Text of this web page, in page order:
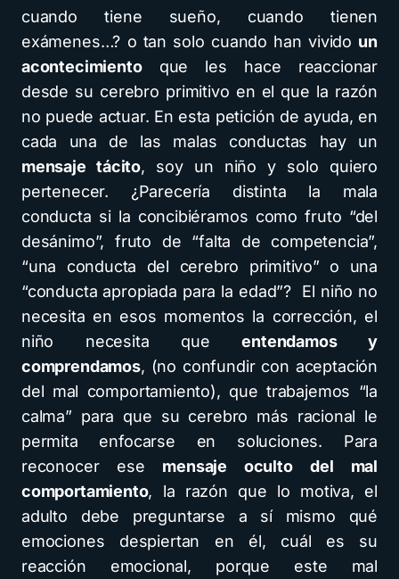
cuando tiene sueño, cuando tienen
exámenes…? o tan solo cuando han vivido un
acontecimientoque les hace reaccionar
desde su cerebro primitivo en el que la razón
no puede actuar. En esta petición de ayuda, en
cada una de las malas conductas hay un
mensaje tácito, soy un niño y solo quiero
pertenecer. ¿Parecería distinta la mala
conducta si la concibiéramos como fruto “del
desánimo”, fruto de “falta de competencia”,
“una conducta del cerebro primitivo” o una
“conducta apropiada para la edad”? El niño no
necesita en esos momentos la corrección, el
niño necesita queentendamos y
comprendamos, (no confundir con aceptación
del mal comportamiento), que trabajemos “la
calma” para que su cerebro más racional le
permita enfocarse en soluciones. Para
reconocer ese mensaje oculto
del mal
comportamiento, la razón que lo motiva, el
adulto debe preguntarse a sí mismo qué
emociones despiertan en él, cuál es su
reacción emocional, porque este mal